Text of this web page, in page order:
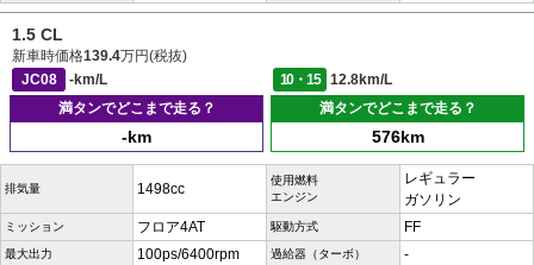
1.5 CL
新車時価格139.4万円(税抜)
JC08
-km/L 10・15
12.8km/L
満タンでどこまで走る？
-km
満タンでどこまで走る？
576km
排気量 1498cc
使用燃料
エンジン
レギュラー
ガソリン
ミッション フロア4AT 駆動方式 FF
最大出力 100ps/6400rpm 過給器（ターボ） -